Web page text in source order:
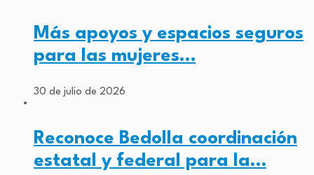
Más apoyos y espacios seguros
para las mujeres…
30 de julio de 2026
Reconoce Bedolla coordinación
estatal y federal para la…